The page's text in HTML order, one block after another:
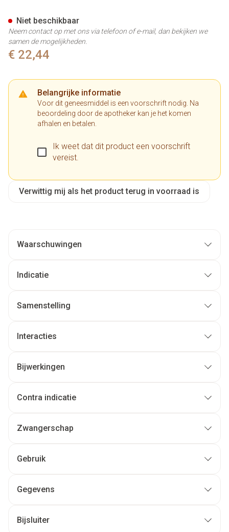
€ 22,44
Belangrijke informatie
Voor dit geneesmiddel is een voorschrift nodig. Na
beoordeling door de apotheker kan je het komen
afhalen en betalen.
Ik weet dat dit product een voorschrift
vereist.
Verwittig mij als het product terug in voorraad is
Niet beschikbaar
Neem contact op met ons via telefoon of e-mail, dan bekijken we
samen de mogelijkheden.
Waarschuwingen
Indicatie
Samenstelling
Interacties
Bijwerkingen
Contra indicatie
Zwangerschap
Gebruik
Gegevens
Bijsluiter